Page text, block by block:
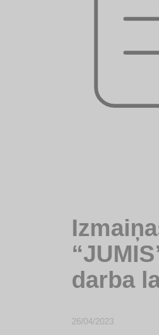
darba
26/04/2023